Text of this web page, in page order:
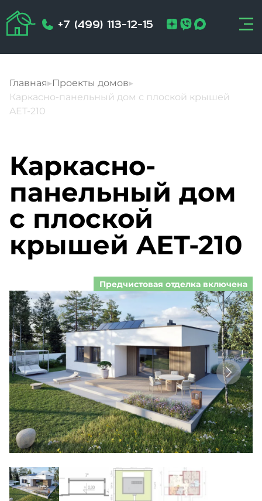
+7 (499) 113-12-15
Главная▸Проекты домов▸
Каркасно-панельный дом с плоской крышей
AET-210
Каркасно-
панельный дом
с плоской
крышей AET-210
Предчистовая отделка включена